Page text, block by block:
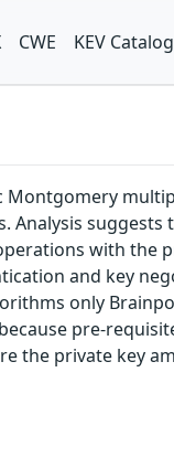
CWE KEV
suggests
with
and key
only
pre-
the private key